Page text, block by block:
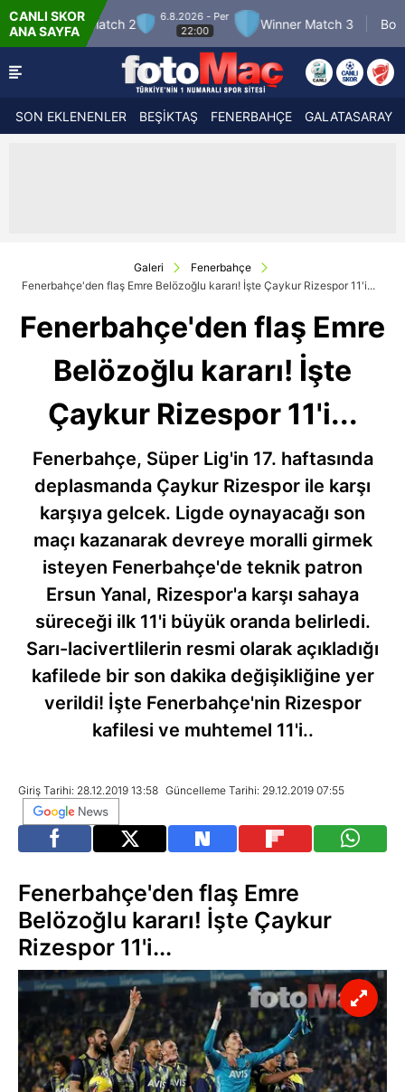
CANLI SKOR
ANA SAYFA
2
6.8.2026 - Per
22:00
Winner Match 3 Boluspor
7.8.2026 -
21:30
SON EKLENENLER BEŞİKTAŞ FENERBAHÇE GALATASARAY
Galeri
Fenerbahçe
Fenerbahçe'den flaş Emre Belözoğlu kararı! İşte Çaykur Rizespor 11'i...
Fenerbahçe'den flaş Emre
Belözoğlu kararı! İşte
Çaykur Rizespor 11'i...
Fenerbahçe, Süper Lig'in 17. haftasında
deplasmanda Çaykur Rizespor ile karşı
karşıya gelcek. Ligde oynayacağı son
maçı kazanarak devreye moralli girmek
isteyen Fenerbahçe'de teknik patron
Ersun Yanal, Rizespor'a karşı sahaya
süreceği ilk 11'i büyük oranda belirledi.
Sarı-lacivertlilerin resmi olarak açıkladığı
kafilede bir son dakika değişikliğine yer
verildi! İşte Fenerbahçe'nin Rizespor
kafilesi ve muhtemel 11'i..
Giriş Tarihi: 28.12.2019 13:58 Güncelleme Tarihi: 29.12.2019 07:55
Fenerbahçe'den flaş Emre
Belözoğlu kararı! İşte Çaykur
Rizespor 11'i...